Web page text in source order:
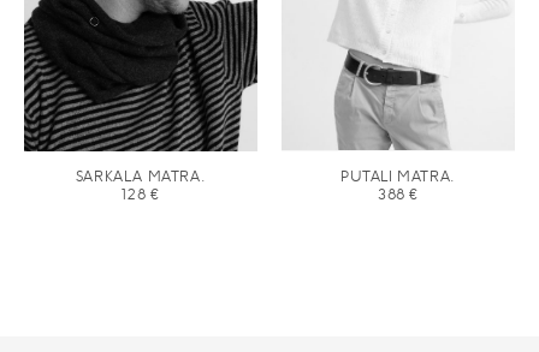
SARKALA MATRA.
128 €
PUTALI MATRA.
388€